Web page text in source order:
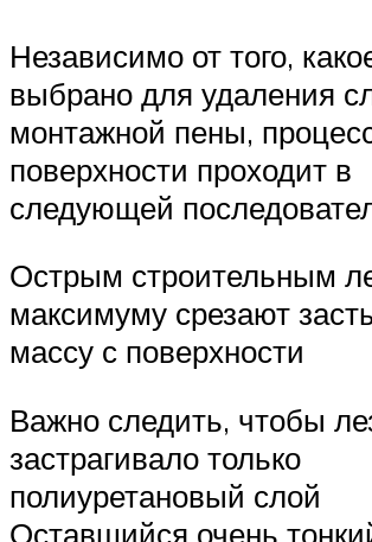
Независимо от того,
выбрано для удаления
монтажной пены,
поверхности проходит в
следующей
Острым строительным
максимуму срезают
массу с поверхности
Важно следить, чтобы
застрагивало только
полиуретановый слой
Оставшийся очень